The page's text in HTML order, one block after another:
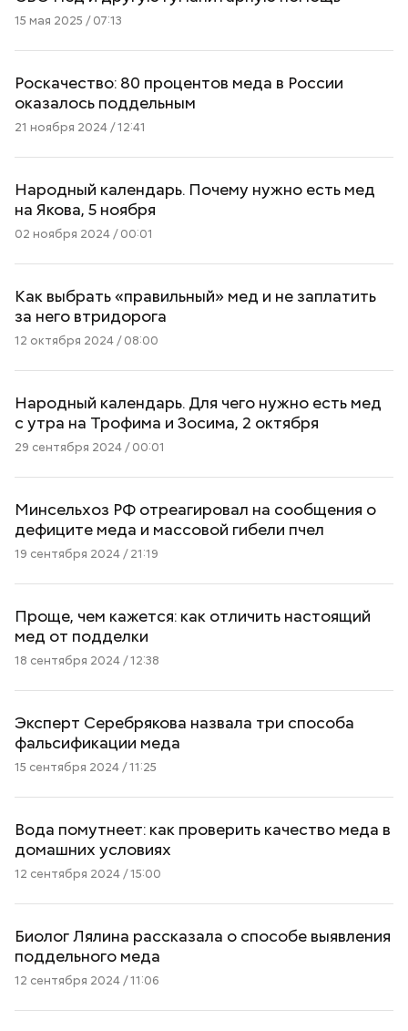
15 мая 2025 / 07:13
Роскачество: 80 процентов меда в России
оказалось поддельным
21 ноября 2024 / 12:41
Народный календарь. Почему нужно есть мед
на Якова, 5 ноября
02 ноября 2024 / 00:01
Как выбрать «правильный» мед и не заплатить
за него втридорога
12 октября 2024 / 08:00
Народный календарь. Для чего нужно есть мед
с утра на Трофима и Зосима, 2 октября
29 сентября 2024 / 00:01
Минсельхоз РФ отреагировал на сообщения о
дефиците меда и массовой гибели пчел
19 сентября 2024 / 21:19
Проще, чем кажется: как отличить настоящий
мед от подделки
18 сентября 2024 / 12:38
Эксперт Серебрякова назвала три способа
фальсификации меда
15 сентября 2024 / 11:25
Вода помутнеет: как проверить качество меда в
домашних условиях
12 сентября 2024 / 15:00
Биолог Лялина рассказала о способе выявления
поддельного меда
12 сентября 2024 / 11:06